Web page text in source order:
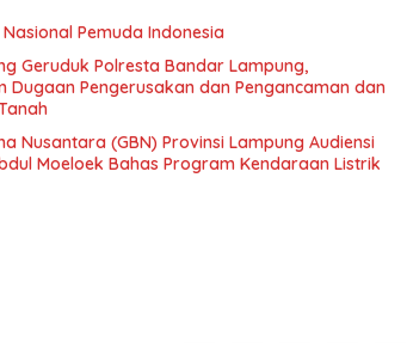
Pemuda Indonesia
Geruduk Polresta Bandar Lampung,
Dugaan Pengerusakan dan Pengancaman dan
Nusantara (GBN) Provinsi Lampung Audiensi
Moeloek Bahas Program Kendaraan Listrik